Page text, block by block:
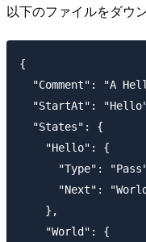
以下のファイルをダウ
{
"Comment": "A
"StartAt":
  "States": {
    "Hello": {
"Type":
"Next":
    },
    "World": {